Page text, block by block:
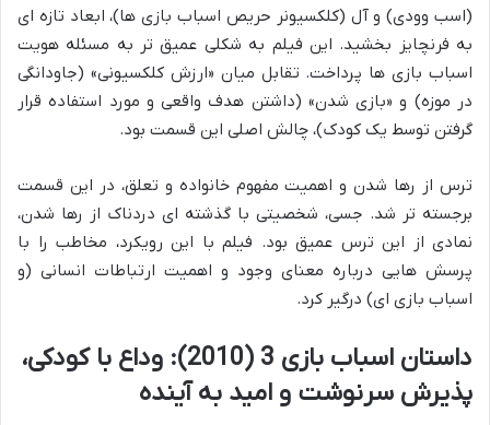
(اسب وودی) و آل (کلکسیونر حریص اسباب بازی ها)، ابعاد تازه ای
به فرنچایز بخشید. این فیلم به شکلی عمیق تر به مسئله هویت
اسباب بازی ها پرداخت. تقابل میان «ارزش کلکسیونی» (جاودانگی
در موزه) و «بازی شدن» (داشتن هدف واقعی و مورد استفاده قرار
گرفتن توسط یک کودک)، چالش اصلی این قسمت بود.
ترس از رها شدن و اهمیت مفهوم خانواده و تعلق، در این قسمت
برجسته تر شد. جسی، شخصیتی با گذشته ای دردناک از رها شدن،
نمادی از این ترس عمیق بود. فیلم با این رویکرد، مخاطب را با
پرسش هایی درباره معنای وجود و اهمیت ارتباطات انسانی (و
اسباب بازی ای) درگیر کرد.
داستان اسباب بازی 3 (2010): وداع با کودکی،
پذیرش سرنوشت و امید به آینده